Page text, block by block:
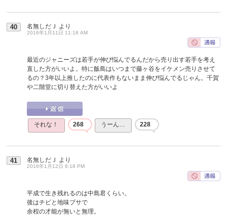
40 名無しだＪ より
2016年1月11日 11:18 AM
最近のジャニーズは若手が伸び悩んでるんだから売り出す若手を考え
直した方がいいよ。特に飯島はいつまで藤ヶ谷をイケメン売りさせて
るの？3年以上推したのに代表作もないまま伸び悩んでるじゃん。千賀
や二階堂に切り替えた方がいいよ
それな！ 268 うーん… 228
41 名無しだＪ より
2016年1月12日 8:18 PM
平成で生き残れるのは中島君くらい。
後はチビと地味ブサで
余程の才能が無いと無理。